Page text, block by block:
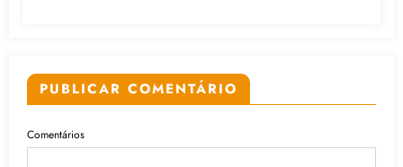
PUBLICAR COMENTÁRIO
Comentários